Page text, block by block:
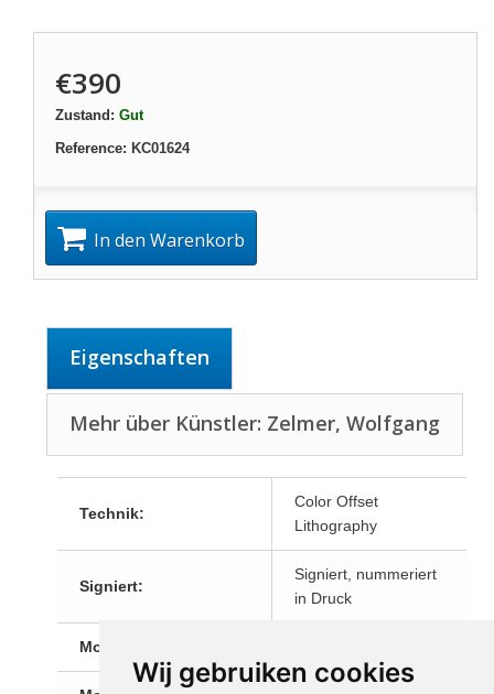
Wij gebruiken cookies
€390
Zustand: Gut
Reference: KC01624
In den Warenkorb
Eigenschaften
Mehr über Künstler: Zelmer, Wolfgang
Technik:
Color Offset
Lithography
Signiert:
Signiert, nummeriert
in Druck
Motiv: